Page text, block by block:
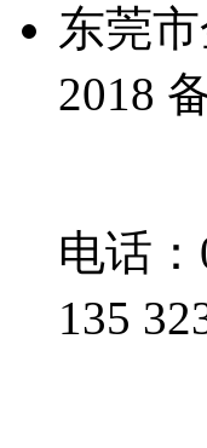
东莞
2018
电话
135